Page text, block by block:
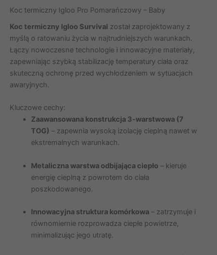
Koc termiczny Igloo Pro Pomarańczowy – Baby
Koc termiczny Igloo Survival został zaprojektowany z
myślą o ratowaniu życia w najtrudniejszych warunkach.
Łączy nowoczesne technologie i innowacyjne materiały,
zapewniając szybką stabilizację temperatury ciała oraz
skuteczną ochronę przed wychłodzeniem w sytuacjach
awaryjnych.
Kluczowe cechy:
Zaawansowana konstrukcja 3-warstwowa (7
TOG) – zapewnia wysoką izolację cieplną nawet w
ekstremalnych warunkach.
Metaliczna warstwa odbijająca ciepło – kieruje
energię cieplną z powrotem do ciała
poszkodowanego.
Innowacyjna struktura komórkowa– zatrzymuje i
równomiernie rozprowadza ciepłe powietrze,
minimalizując jego utratę.